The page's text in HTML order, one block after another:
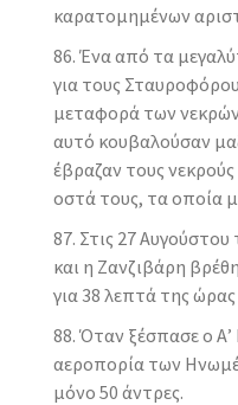
καρατομημένων
Ένα από τα
για τους
μεταφορά των νεκρών
αυτό κουβαλούσαν
έβραζαν τους
οστά τους, τα οποία
Στις 27
και η Ζανζιβάρη
για 38 λεπτά της
Όταν ξέσπασε ο
αεροπορία των
μόνο 50 άντρες.